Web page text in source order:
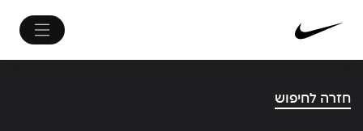
חזרה לחיפוש